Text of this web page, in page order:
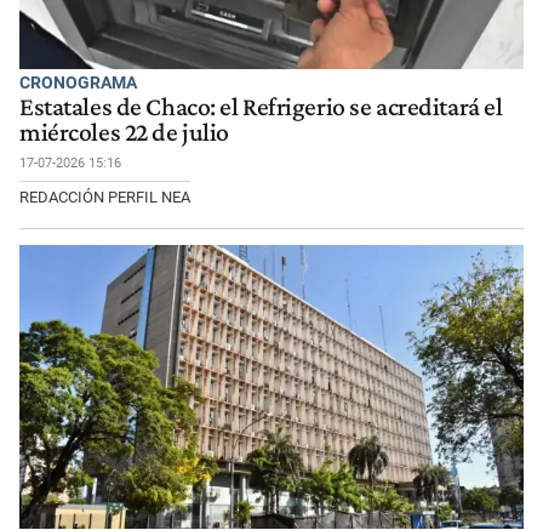
CRONOGRAMA
Estatales de Chaco: el Refrigerio se acreditará el
miércoles 22 de julio
17-07-2026 15:16
REDACCIÓN PERFIL NEA